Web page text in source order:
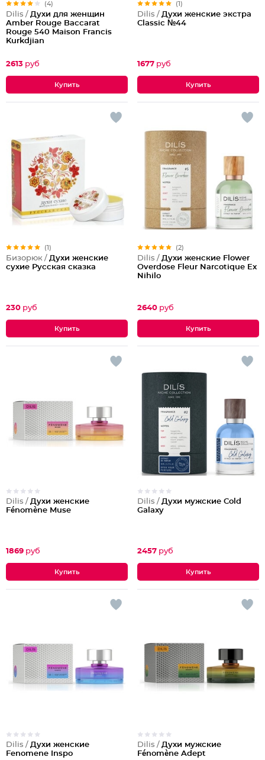
(4)
Dilis / Духи для женщин
Amber Rouge Baccarat
Rouge 540 Maison Francis
Kurkdjian
2613 руб
(1)
Dilis / Духи женские экстра
Classic №44
1677 руб
(1)
Бизорюк / Духи женские
сухие Русская сказка
230 руб
(2)
Dilis / Духи женские Flower
Overdose Fleur Narcotique Ex
Nihilo
2640 руб
Dilis / Духи женские
Fénomène Muse
1869 руб
Dilis / Духи мужские Cold
Galaxy
2457 руб
Dilis / Духи женские
Fenomene Inspo
Dilis / Духи мужские
Fénomène Adept